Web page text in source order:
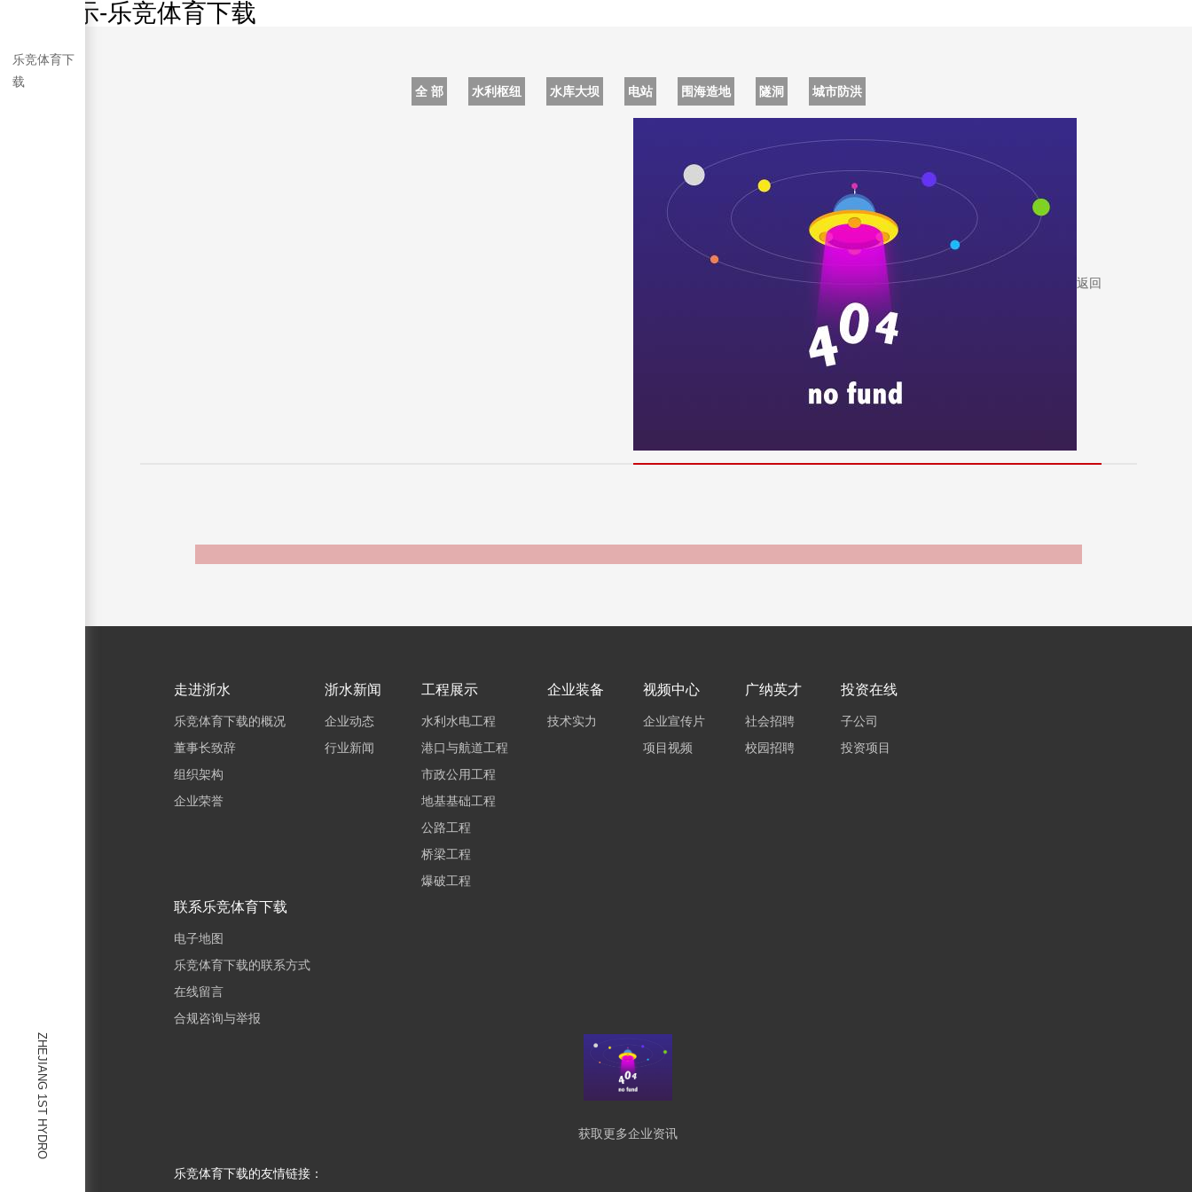
工程展示-乐竞体育下载
乐竞体育下
载
ZHEJIANG 1ST HYDRO
全 部 水利枢纽 水库大坝 电站 围海造地 隧洞 城市防洪
返回
走进浙水
乐竞体育下载的概况
董事长致辞
组织架构
企业荣誉
浙水新闻
企业动态
行业新闻
工程展示
水利水电工程
港口与航道工程
市政公用工程
地基基础工程
公路工程
桥梁工程
爆破工程
企业装备
技术实力
视频中心
企业宣传片
项目视频
广纳英才
社会招聘
校园招聘
投资在线
子公司
投资项目
联系乐竞体育下载
电子地图
乐竞体育下载的联系方式
在线留言
合规咨询与举报
获取更多企业资讯
乐竞体育下载的友情链接：